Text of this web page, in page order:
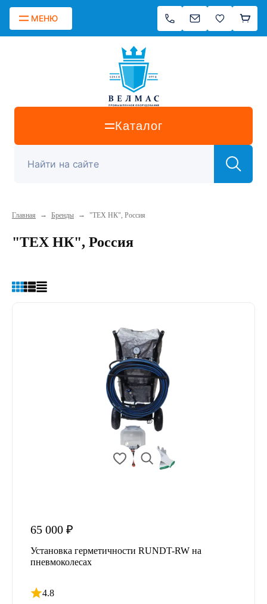
МЕНЮ
Каталог
Главная → Бренды → "ТЕХ НК", Россия
"ТЕХ НК", Россия
65 000 ₽
Установка герметичности RUNDT-RW на
пневмоколесах
4.8
Рейтинг 4.8 из 5